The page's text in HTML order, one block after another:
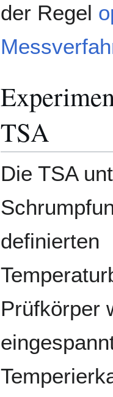
der Regel
TSA
Die TSA
definierten
Prüfkörper